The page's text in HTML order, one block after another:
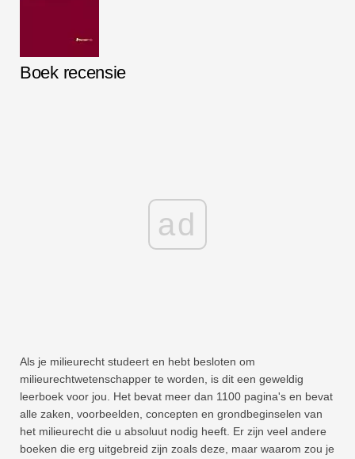
Boek recensie
ad
Als je milieurecht studeert en hebt besloten om
milieurechtwetenschapper te worden, is dit een geweldig
leerboek voor jou. Het bevat meer dan 1100 pagina's en bevat
alle zaken, voorbeelden, concepten en grondbeginselen van
het milieurecht die u absoluut nodig heeft. Er zijn veel andere
boeken die erg uitgebreid zijn zoals deze, maar waarom zou je